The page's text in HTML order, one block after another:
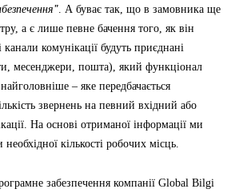
. А буває так, що в замовника ще
а є лише певне бачення того, як він
комунікації будуть приєднані
месенджери, пошта), який функціонал
– яке передбачається
звернень на певний вхідний або
На основі отриманої інформації ми
кількості робочих місць.
забезпечення компанії Global Bilgi